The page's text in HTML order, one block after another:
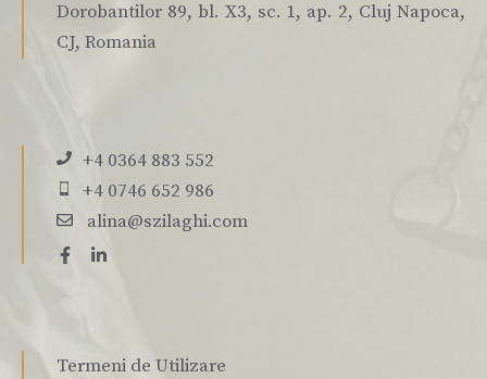
Dorobantilor 89, bl. X3, sc. 1, ap. 2, Cluj Napoca,
CJ, Romania
+4 0364 883 552
+4 0746 652 986
alina@szilaghi.com
Termeni de Utilizare